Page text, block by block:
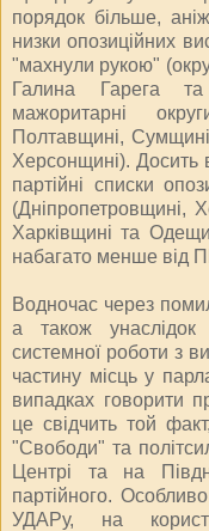
порядок більше,
низки опозиційних
"махнули рукою"
Галина Гарега
мажоритарні
Полтавщині,
Херсонщині). Досить
партійні списки
(Дніпропетровщині,
Харківщині та
набагато менше від
Водночас через
а також унаслідок
системної роботи з
частину місць у
випадках говорити
це свідчить той
"Свободи" та
Центрі та на
партійного.
УДАРу, на